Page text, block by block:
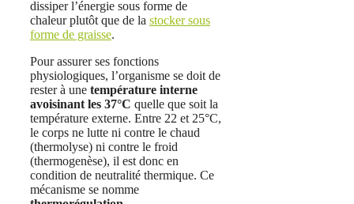
dissiper l’énergie sous forme de
chaleur plutôt que de la stocker sous
forme de graisse.
Pour assurer ses fonctions
physiologiques, l’organisme se doit de
rester à une température interne
avoisinant les 37°C quelle que soit la
température externe. Entre 22 et 25°C,
le corps ne lutte ni contre le chaud
(thermolyse) ni contre le froid
(thermogenèse), il est donc en
condition de neutralité thermique. Ce
mécanisme se nomme